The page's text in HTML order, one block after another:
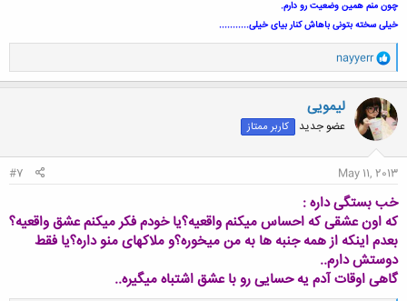
چون منم همین وضعیت رو دارم.
خیلی سخته بتونی باهاش کنار بیای خیلی...........
و
ا
ک
ن
ش
ه
ا
nayyerr
لیمویی
عضو جدید کاربر ممتاز
May 11, 2013
#7
خب بستگی داره :
که اون عشقی که احساس میکنم واقعیه؟یا خودم فکر میکنم عشق واقعیه؟
بعدم اینکه از همه جنبه ها به من میخوره؟و ملاکهای منو داره؟یا فقط
دوستش دارم..
گاهی اوقات آدم یه حسایی رو با عشق اشتباه میگیره..